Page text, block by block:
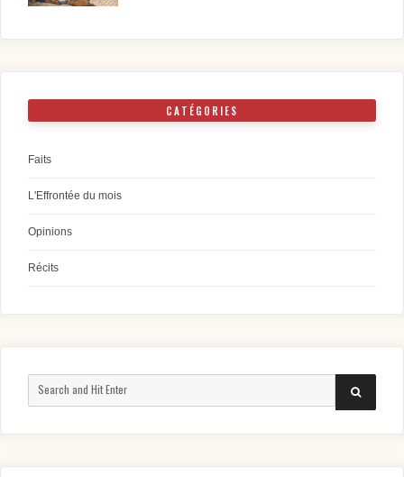
CATÉGORIES
Faits
L'Effrontée du mois
Opinions
Récits
for:
SEARCH